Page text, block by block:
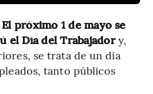
El próximo 1 de mayo se
el Día del Trabajadory,
se trata de un día
tanto públicos